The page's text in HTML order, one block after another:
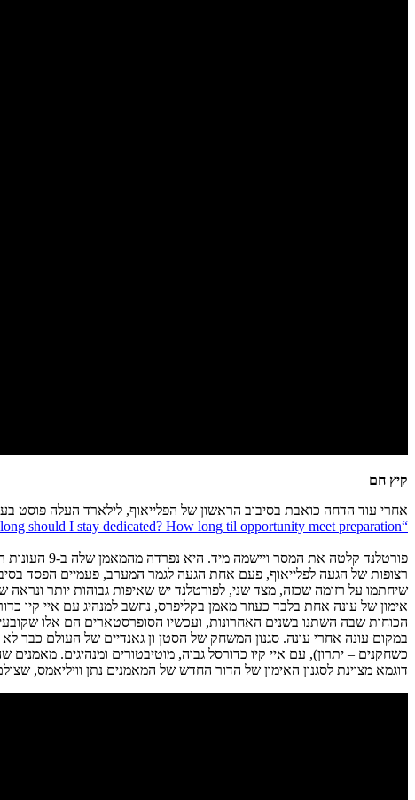
קיץ חם
אחרי עוד הדחה כואבת בסיבוב הראשון של הפלייאוף, לילארד העלה פוסט
“How long should I stay dedicated? How long til opportunity meet preparation”
פורטלנד קלטה את המסר ויישמה מיד. היא נפרדה מהמאמן שלה ב-9 העונות האחרונות, טרי סטוטס, הודתה לו בנימוס על השנים היפות ויצאה לחפש מאמן ראשי חדש.
רצופות של הגעה לפלייאוף, פעם אחת הגעה לגמר המערב, פעמיים הפסד
שיחתמו על רזומה שכזה, מצד שני, לפורטלנד יש שאיפות גבוהות יותר
אימון של עונה אחת בלבד כעוזר מאמן בקליפרס, נחשב למנהיג עם איי קיו
הכוחות שבה השתנו בשנים האחרונות, ועכשיו הסופרסטארים הם אלו
כשחקנים – יתרון), עם איי קיו כדורסל גבוה, מוטיבטורים ומנהיגים.
דוגמא מצוינת לסגנון האימון של הדור החדש של המאמנים נתן וויליאמס, שצולם מעביר נאום מוטיבציה